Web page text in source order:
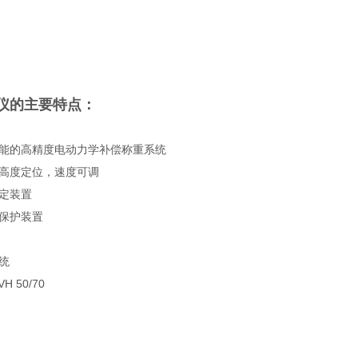
的主要特点：
的高精度电动力学补偿称重系统
度定位，速度可调
装置
护装置
50/70